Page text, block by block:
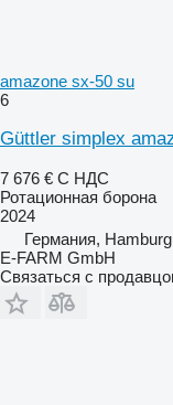
amazone sx-50 su
6
Güttler simplex
7 676 € С НДС
Ротационная борона
2024
Германия, Hamburg
E-FARM GmbH
Связаться с